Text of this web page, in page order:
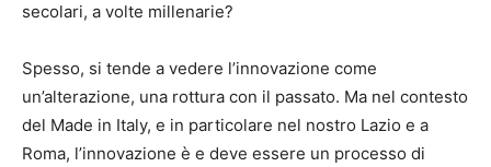
secolari, a volte millenarie?
Spesso, si tende a vedere l’innovazione come
un’alterazione, una rottura con il passato. Ma nel contesto
del Made in Italy, e in particolare nel nostro Lazio e a
Roma, l’innovazione è e deve essere un processo di